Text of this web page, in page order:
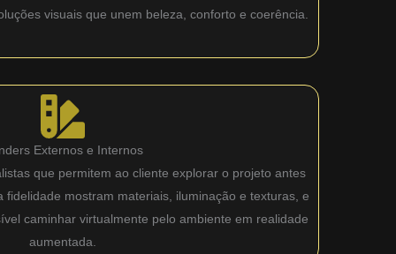
visuais que unem beleza, conforto e coerência.
Externos e Internos
que permitem ao cliente explorar o projeto antes
mostram materiais, iluminação e texturas, e
caminhar virtualmente pelo ambiente em realidade
aumentada.